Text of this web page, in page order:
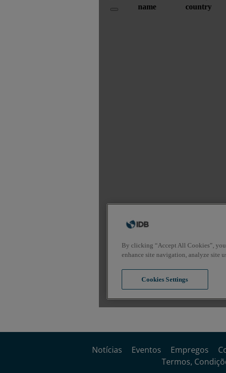
Notícias Eventos Empregos
Termos,